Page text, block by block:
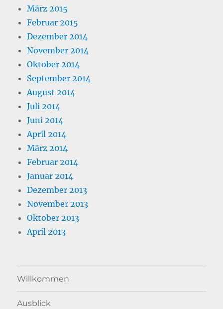
März 2015
Februar 2015
Dezember 2014
November 2014
Oktober 2014
September 2014
August 2014
Juli 2014
Juni 2014
April 2014
März 2014
Februar 2014
Januar 2014
Dezember 2013
November 2013
Oktober 2013
April 2013
Willkommen
Ausblick